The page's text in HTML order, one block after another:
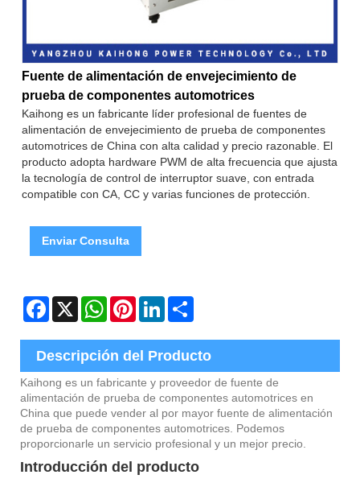
Fuente de alimentación de envejecimiento de
prueba de componentes automotrices
Kaihong es un fabricante líder profesional de fuentes de
alimentación de envejecimiento de prueba de componentes
automotrices de China con alta calidad y precio razonable. El
producto adopta hardware PWM de alta frecuencia que ajusta
la tecnología de control de interruptor suave, con entrada
compatible con CA, CC y varias funciones de protección.
Enviar Consulta
Facebook
X WhatsAppPinterestLinkedIn
Descripción del Producto
Kaihong es un fabricante y proveedor de fuente de
alimentación de prueba de componentes automotrices en
China que puede vender al por mayor fuente de alimentación
de prueba de componentes automotrices. Podemos
proporcionarle un servicio profesional y un mejor precio.
Introducción del producto